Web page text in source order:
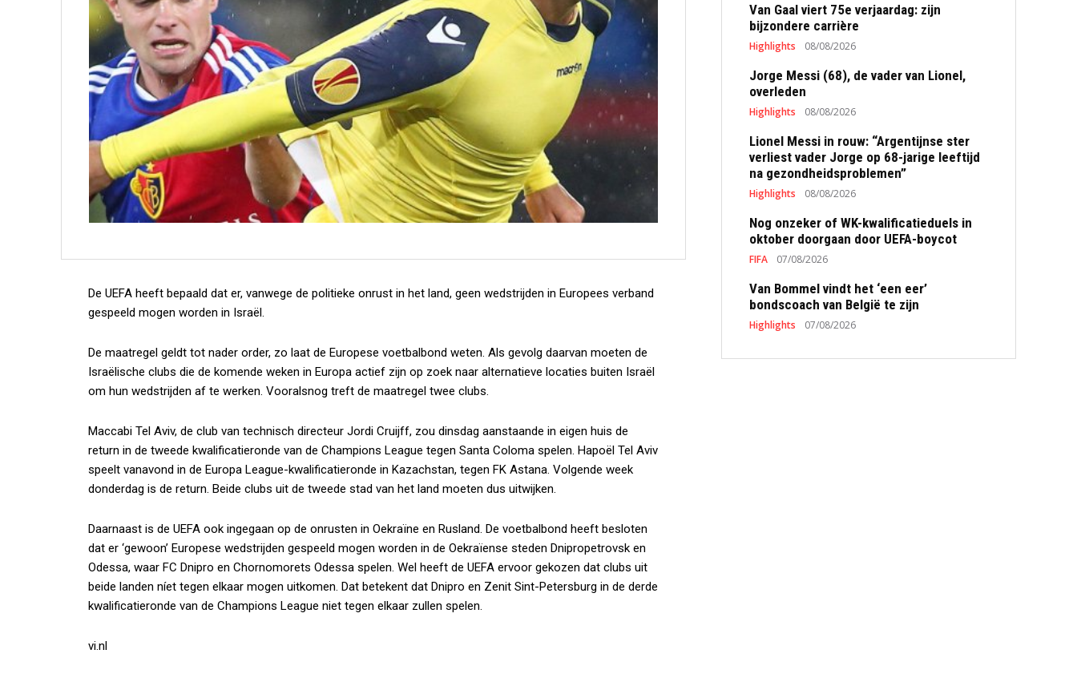
De UEFA heeft bepaald dat er, vanwege de politieke onrust in het land, geen wedstrijden in Europees verband
gespeeld mogen worden in Israël.
De maatregel geldt tot nader order, zo laat de Europese voetbalbond weten. Als gevolg daarvan moeten de
Israëlische clubs die de komende weken in Europa actief zijn op zoek naar alternatieve locaties buiten Israël
om hun wedstrijden af te werken. Vooralsnog treft de maatregel twee clubs.
Maccabi Tel Aviv, de club van technisch directeur Jordi Cruijff, zou dinsdag aanstaande in eigen huis de
return in de tweede kwalificatieronde van de Champions League tegen Santa Coloma spelen. Hapoël Tel Aviv
speelt vanavond in de Europa League-kwalificatieronde in Kazachstan, tegen FK Astana. Volgende week
donderdag is de return. Beide clubs uit de tweede stad van het land moeten dus uitwijken.
Daarnaast is de UEFA ook ingegaan op de onrusten in Oekraïne en Rusland. De voetbalbond heeft besloten
dat er ‘gewoon’ Europese wedstrijden gespeeld mogen worden in de Oekraïense steden Dnipropetrovsk en
Odessa, waar FC Dnipro en Chornomorets Odessa spelen. Wel heeft de UEFA ervoor gekozen dat clubs uit
beide landen níet tegen elkaar mogen uitkomen. Dat betekent dat Dnipro en Zenit Sint-Petersburg in de derde
kwalificatieronde van de Champions League niet tegen elkaar zullen spelen.
vi.nl
Van Gaal viert 75e verjaardag: zijn
bijzondere carrière
Highlights 08/08/2026
Jorge Messi (68), de vader van Lionel,
overleden
Highlights 08/08/2026
Lionel Messi in rouw: “Argentijnse ster
verliest vader Jorge op 68-jarige leeftijd
na gezondheidsproblemen”
Highlights 08/08/2026
Nog onzeker of WK-kwalificatieduels in
oktober doorgaan door UEFA-boycot
FIFA 07/08/2026
Van Bommel vindt het ‘een eer’
bondscoach van België te zijn
Highlights 07/08/2026